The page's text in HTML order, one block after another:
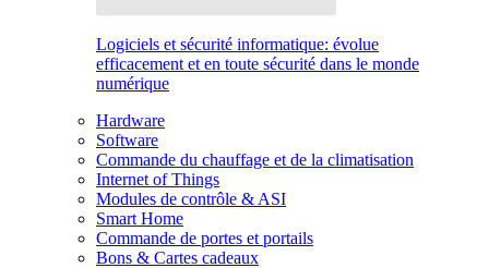
Logiciels et sécurité informatique: évolue
efficacement et en toute sécurité dans le monde
numérique
Hardware
Software
Commande du chauffage et de la climatisation
Internet of Things
Modules de contrôle & ASI
Smart Home
Commande de portes et portails
Bons & Cartes cadeaux